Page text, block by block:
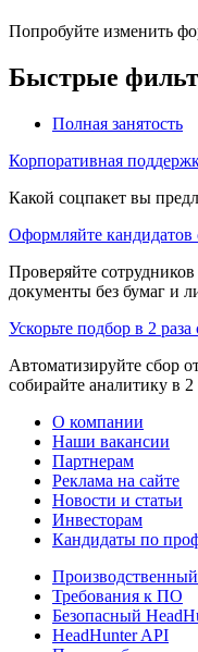
Попробуйте изменить
Быстрые
Полная занятость
Корпоративная
Какой соцпакет вы
Оформляйте кандидатов
Проверяйте
документы без бумаг и
Ускорьте подбор в 2 раза
Автоматизируйте сбор
собирайте аналитику в 2
О компании
Наши вакансии
Партнерам
Реклама на сайте
Новости и статьи
Инвесторам
Кандидаты по
Требования к ПО
Безопасный
HeadHunter API